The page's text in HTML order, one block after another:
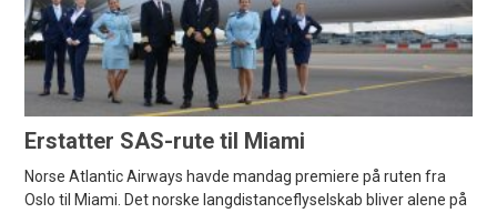
Erstatter SAS-rute til Miami
Norse Atlantic Airways havde mandag premiere på ruten fra
Oslo til Miami. Det norske langdistanceflyselskab bliver alene på